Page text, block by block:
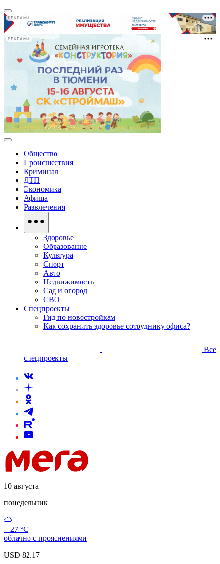
РЕКЛАМА
РЕКЛАМА
Общество
Происшествия
Криминал
ДТП
Экономика
Афиша
Развлечения
Здоровье
Образование
Культура
Спорт
Авто
Недвижимость
Сад и огород
СВО
Спецпроекты
Гид по новостройкам
Как сохранить здоровье сотруднику офиса?
Все
спецпроекты
10 августа
понедельник
+ 27 °С
облачно с прояснениями
USD 82.17